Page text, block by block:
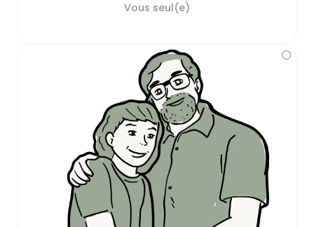
Vous seul(e)